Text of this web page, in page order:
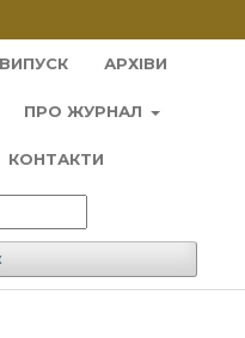
АРХІВИ
ПРО ЖУРНАЛ
КОНТАКТИ